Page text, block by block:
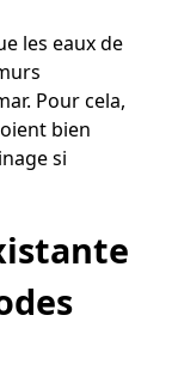
les eaux de
Pour cela,
bien
si